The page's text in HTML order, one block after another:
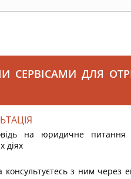
СЕРВІСАМИ ДЛЯ
на юридичне
діях
консультуєтесь з ним